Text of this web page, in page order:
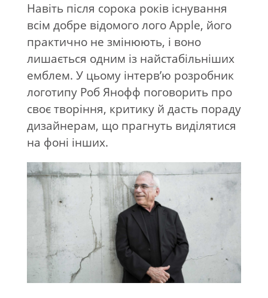
Навіть після сорока років існування
всім добре відомого лого Apple, його
практично не змінюють, і воно
лишається одним із найстабільніших
емблем. У цьому інтерв’ю розробник
логотипу Роб Янофф поговорить про
своє творіння, критику й дасть пораду
дизайнерам, що прагнуть виділятися
на фоні інших.